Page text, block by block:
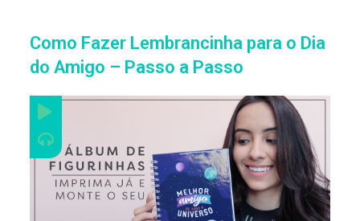
Como Fazer Lembrancinha para o Dia
do Amigo – Passo a Passo